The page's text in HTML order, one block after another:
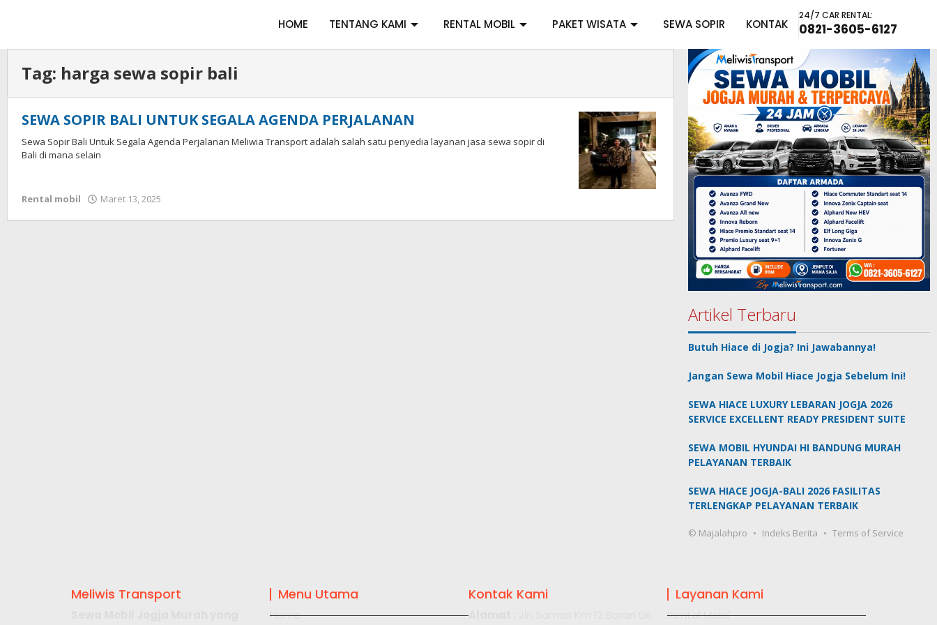
HOME TENTANG KAMI RENTAL MOBIL PAKET WISATA SEWA SOPIR KONTAK
24/7 CAR RENTAL:
0821-3605-6127
Tag: harga sewa sopir bali
SEWA SOPIR BALI UNTUK SEGALA AGENDA PERJALANAN
Sewa Sopir Bali Untuk Segala Agenda Perjalanan Meliwia Transport adalah salah satu penyedia layanan jasa sewa sopir di
Bali di mana selain
Rental mobil Maret 13, 2025
Artikel Terbaru
Butuh Hiace di Jogja? Ini Jawabannya!
Jangan Sewa Mobil Hiace Jogja Sebelum Ini!
SEWA HIACE LUXURY LEBARAN JOGJA 2026
SERVICE EXCELLENT READY PRESIDENT SUITE
SEWA MOBIL HYUNDAI HI BANDUNG MURAH
PELAYANAN TERBAIK
SEWA HIACE JOGJA-BALI 2026 FASILITAS
TERLENGKAP PELAYANAN TERBAIK
© Majalahpro Indeks Berita Terms of Service
Meliwis Transport Menu Utama
Home
Kontak Kami Layanan Kami
Rental Mobil